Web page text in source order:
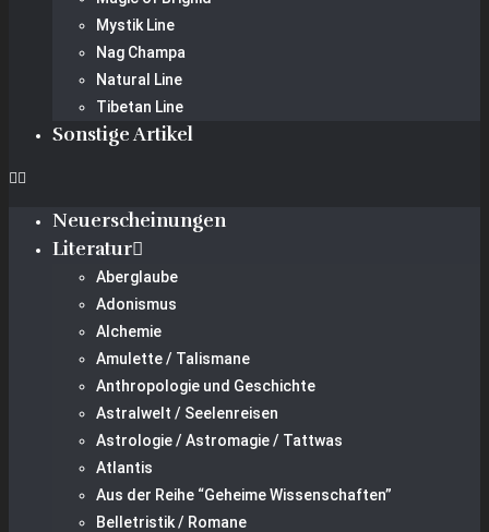
Mystik Line
Nag Champa
Natural Line
Tibetan Line
Sonstige Artikel
Neuerscheinungen
Literatur
Aberglaube
Adonismus
Alchemie
Amulette / Talismane
Anthropologie und Geschichte
Astralwelt / Seelenreisen
Astrologie / Astromagie / Tattwas
Atlantis
Aus der Reihe “Geheime Wissenschaften”
Belletristik / Romane